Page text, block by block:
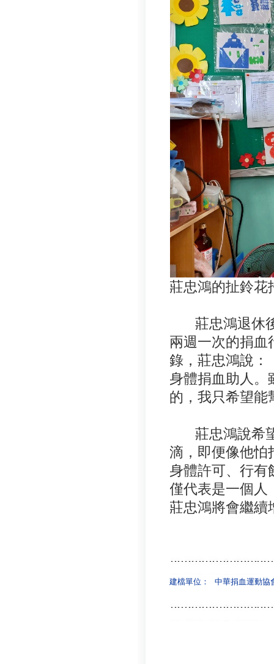
莊忠鴻的扯鈴花
莊忠鴻退休後
兩週一次的捐血
錄，莊忠鴻說：
身體捐血助人。
的，我只希望能
莊忠鴻說希望
滴，即便像他怕
身體許可、行有
僅代表是一個人
莊忠鴻將會繼續
建檔單位： 中華捐血運動協